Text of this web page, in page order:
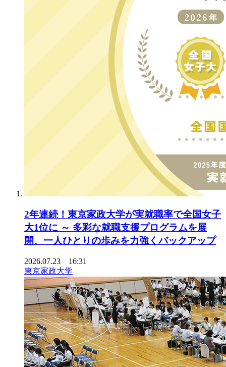
2年連続！東京家政大学が実就職率で全国女子
大1位に ～ 多彩な就職支援プログラムを展
開、一人ひとりの歩みを力強くバックアップ
2026.07.23 16:31
東京家政大学